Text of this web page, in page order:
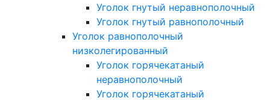
Уголок гнутый неравнополочный
Уголок гнутый равнополочный
Уголок равнополочный
низколегированный
Уголок горячекатаный
неравнополочный
Уголок горячекатаный